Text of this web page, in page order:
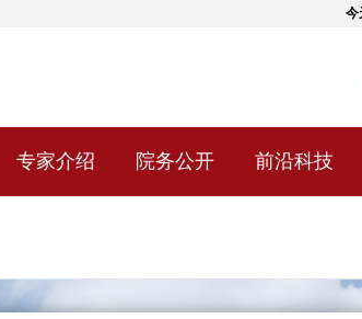
专家介绍 院务公开 前沿科技